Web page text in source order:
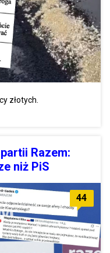
złotych.
Razem:
niż PiS
44